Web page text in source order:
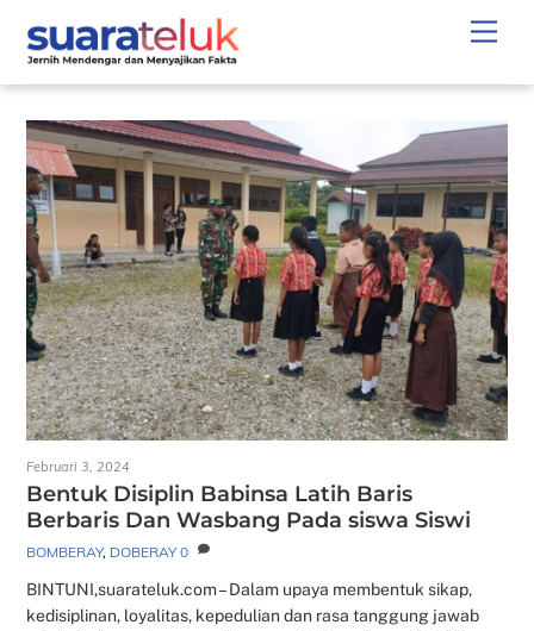
content
Februari 3, 2024
Bentuk Disiplin Babinsa Latih Baris
Berbaris Dan Wasbang Pada siswa Siswi
BOMBERAY, DOBERAY 0
BINTUNI,suarateluk.com – Dalam upaya membentuk sikap,
kedisiplinan, loyalitas, kepedulian dan rasa tanggung jawab